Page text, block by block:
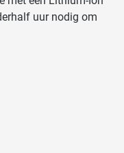
uur nodig om